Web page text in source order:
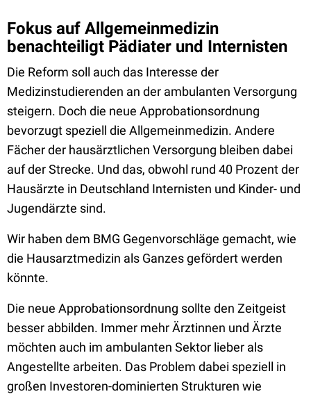
Fokus auf Allgemeinmedizin
benachteiligt Pädiater und Internisten
Die Reform soll auch das Interesse der
Medizinstudierenden an der ambulanten Versorgung
steigern. Doch die neue Approbationsordnung
bevorzugt speziell die Allgemeinmedizin. Andere
Fächer der hausärztlichen Versorgung bleiben dabei
auf der Strecke. Und das, obwohl rund 40 Prozent der
Hausärzte in Deutschland Internisten und Kinder- und
Jugendärzte sind.
Wir haben dem BMG Gegenvorschläge gemacht, wie
die Hausarztmedizin als Ganzes gefördert werden
könnte.
Die neue Approbationsordnung sollte den Zeitgeist
besser abbilden. Immer mehr Ärztinnen und Ärzte
möchten auch im ambulanten Sektor lieber als
Angestellte arbeiten. Das Problem dabei speziell in
großen Investoren-dominierten Strukturen wie